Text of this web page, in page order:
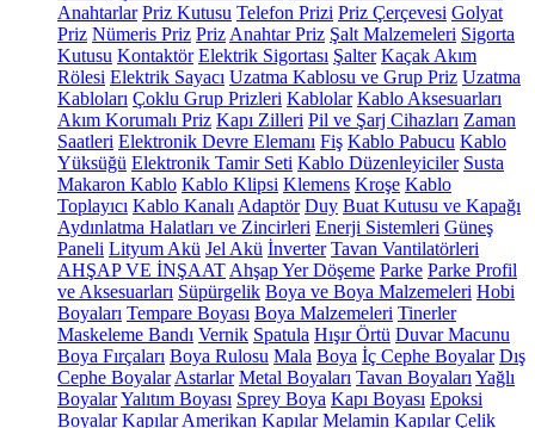
Anahtarlar Priz Kutusu Telefon Prizi Priz Çerçevesi Golyat
Priz Nümeris Priz Priz Anahtar Priz Şalt Malzemeleri Sigorta
Kutusu Kontaktör Elektrik Sigortası Şalter Kaçak Akım
Rölesi Elektrik Sayacı Uzatma Kablosu ve Grup Priz Uzatma
Kabloları Çoklu Grup Prizleri Kablolar Kablo Aksesuarları
Akım Korumalı Priz Kapı Zilleri Pil ve Şarj Cihazları Zaman
Saatleri Elektronik Devre Elemanı Fiş Kablo Pabucu Kablo
Yüksüğü Elektronik Tamir Seti Kablo Düzenleyiciler Susta
Makaron Kablo Kablo Klipsi Klemens Kroşe Kablo
Toplayıcı Kablo Kanalı Adaptör Duy Buat Kutusu ve Kapağı
Aydınlatma Halatları ve Zincirleri Enerji Sistemleri Güneş
Paneli Lityum Akü Jel Akü İnverter Tavan Vantilatörleri
AHŞAP VE İNŞAAT Ahşap Yer Döşeme Parke Parke Profil
ve Aksesuarları Süpürgelik Boya ve Boya Malzemeleri Hobi
Boyaları Tempare Boyası Boya Malzemeleri Tinerler
Maskeleme Bandı Vernik Spatula Hışır Örtü Duvar Macunu
Boya Fırçaları Boya Rulosu Mala Boya İç Cephe Boyalar Dış
Cephe Boyalar Astarlar Metal Boyaları Tavan Boyaları Yağlı
BoyalarYalıtım Boyası Sprey Boya Kapı Boyası Epoksi
Boyalar Kapılar Amerikan Kapılar Melamin Kapılar Çelik